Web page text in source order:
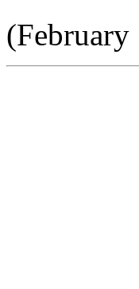
(February